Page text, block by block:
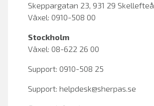
Skeppargatan 23, 931 29 Skellefteå
Växel: 0910-508 00
Stockholm
Växel: 08-622 26 00
Support: 0910-508 25
Support: helpdesk@sherpas.se